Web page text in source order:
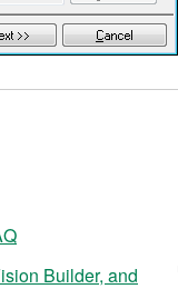
Builder, and